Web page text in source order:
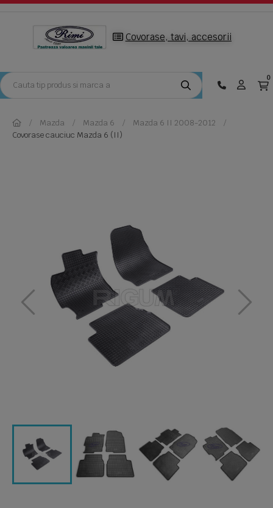
Covorase, tavi, accesorii
0
Mazda Mazda 6
Mazda 6 II 2008-2012
Covorase cauciuc Mazda 6 (II)